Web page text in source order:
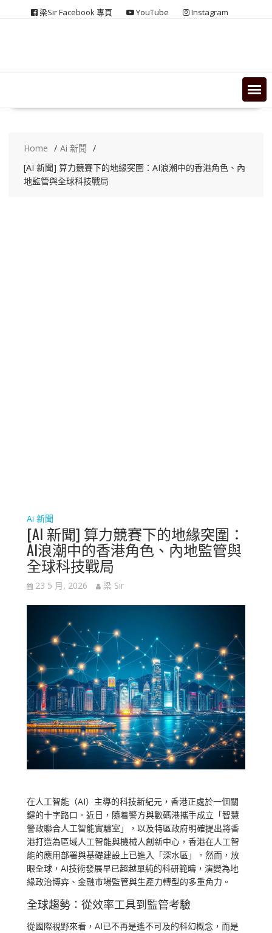
梁Sir Facebook 專頁 YouTube Instagram
Home
Ai 新聞
[AI 新聞] 算力競賽下的地緣突圍：AI浪潮中的香港角色、內
地監管與全球科技戰局
Ai 新聞
[AI 新聞] 算力競賽下的地緣突圍：
AI浪潮中的香港角色、內地監管與
全球科技戰局
23 5 月, 2026 梁 Sir
在人工智能（AI）主導的科技新紀元，香港正處於一個關
鍵的十字路口。近日，隨着警方與數碼港攜手成立「智慧
警政聯合人工智能實驗室」，以及特區政府明確提出將香
港打造為區域人工智能與機械人創新中心，香港在人工智
能的應用部署與基礎建設上已進入「深水區」。然而，放
眼全球，AI技術發展早已超越單純的科研範疇，演變為地
緣政治博弈、金融市場監管與生產力轉型的多重角力。
全球趨勢：從效率工具到監管考驗
從國際視野來看，AI已不再是遙不可及的科幻概念，而是